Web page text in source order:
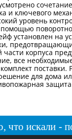
и ключевого
уровень
помощью
установлен на
корпуса
все
поставки.
для дома
что искали -